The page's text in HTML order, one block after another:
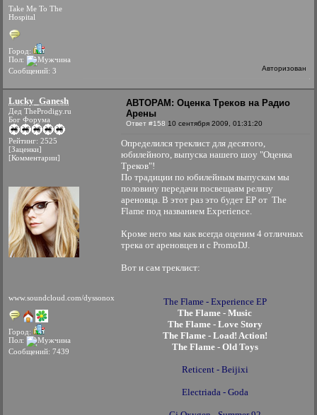
Take Me To The
Hospital
Город:
Пол:
Сообщений: 3
Авторизован
Lucky_Ganesh
Дед TheProdigy.ru
Бог Форума
Рейтинг: 2525
[Заценки]
[Комментарии]
www.soundcloud.com/dyssonox
Город:
Пол:
Сообщений: 7439
АВТОРАМ: Оценка Треков на Радио
Арены
Ответ #158 10 сентября 2009, 01:31:20
Определился треклист для десятого,
юбилейного, выпуска нашего шоу "Оценка
Треков"!
По традиции по юбилейным выпускам мы
половину передачи посвещаям релизу
ареновца. В этот раз это будет EP от The
Flame под названием Experience.
Кроме него мы как всегда оценим 4 отличных
трека от ареновцев и с PromoDJ.
Вот и сам треклист:
The Flame - Experience EP
The Flame - Music
The Flame - Love Story
The Flame - Load! Action!
The Flame - Old Toys
Reticent - Beijixi
Electriada - Goda